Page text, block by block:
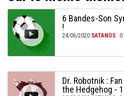
6 Bandes-Son
!
24/06/2020 SATANOS 0
Dr. Robotnik :
the Hedgehog -